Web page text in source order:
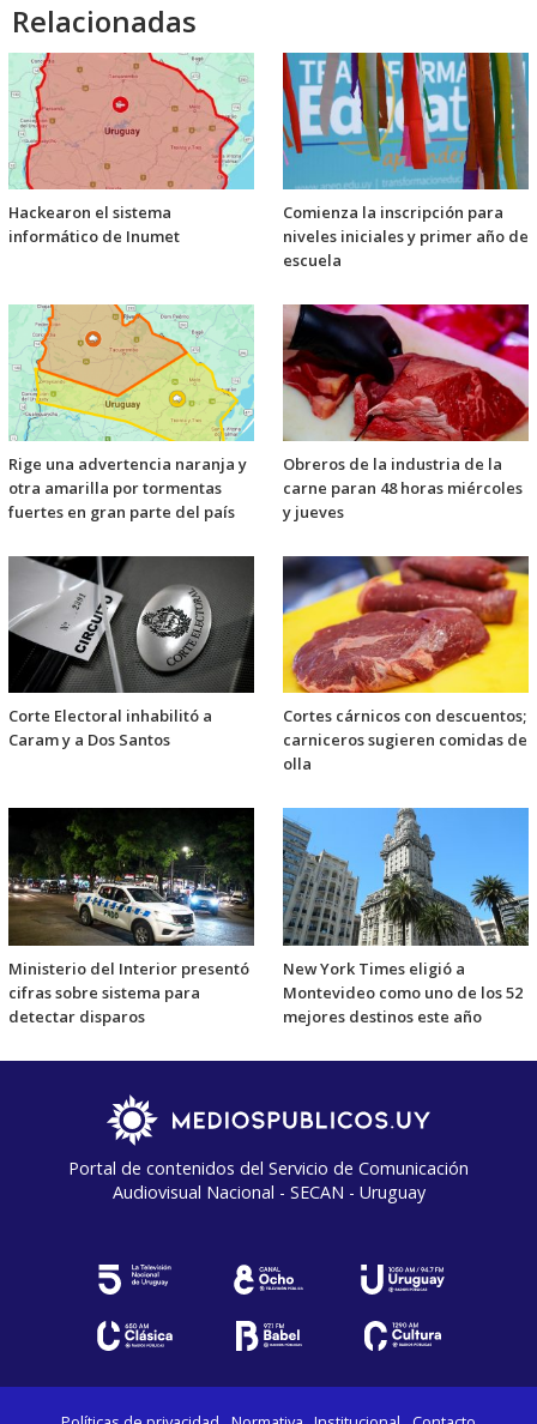
Relacionadas
Hackearon el sistema
informático de Inumet
Comienza la inscripción para
niveles iniciales y primer año de
escuela
Rige una advertencia naranja y
otra amarilla por tormentas
fuertes en gran parte del país
Obreros de la industria de la
carne paran 48 horas miércoles
y jueves
Corte Electoral inhabilitó a
Caram y a Dos Santos
Cortes cárnicos con descuentos;
carniceros sugieren comidas de
olla
Ministerio del Interior presentó
cifras sobre sistema para
detectar disparos
New York Times eligió a
Montevideo como uno de los 52
mejores destinos este año
Portal de contenidos del Servicio de Comunicación
Audiovisual Nacional - SECAN - Uruguay